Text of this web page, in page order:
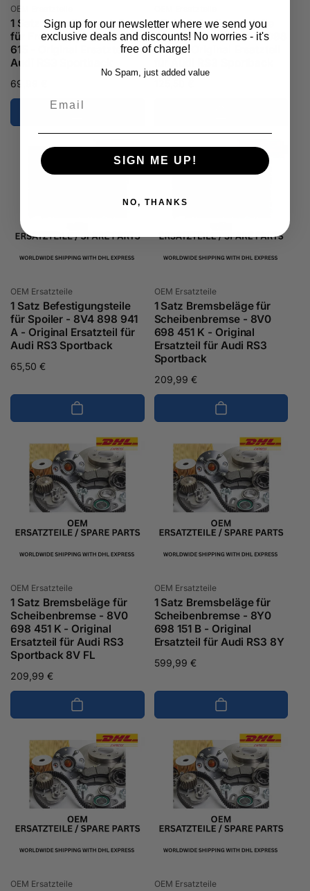
Anbieter:
OEM Ersatzteile
1 Satz Befestigungsteile
für Frontklappe - 8V0 098
615 - Original Ersatzteil für
Audi RS3 Sportback
Normaler
Preis
69,99 €
1 Satz Befestigungsteile
für Heckklappe - 8V0 098
617 B - Original Ersatzteil
Anbieter:
OEM Ersatzteile
1 Satz Befestigungsteile
für Spoiler - 8V4 898 941
A - Original Ersatzteil für
Audi RS3 Sportback
Normaler
65,50 €
Anbieter:
OEM Ersatzteile
1 Satz Bremsbeläge für
Scheibenbremse - 8V0
698 451 K - Original
Ersatzteil für Audi RS3
Sportback
Normaler
Preis
209,99 €
Anbieter:
OEM Ersatzteile
1 Satz Bremsbeläge für
Scheibenbremse - 8V0
698 451 K - Original
Ersatzteil für Audi RS3
Sportback 8V FL
Normaler
Preis
209,99 €
Anbieter:
OEM Ersatzteile
1 Satz Bremsbeläge für
Scheibenbremse - 8Y0
698 151 B - Original
Ersatzteil für Audi RS3 8Y
Normaler
599,99 €
Anbieter:
OEM Ersatzteile Anbieter:
OEM Ersatzteile
Sign up for our newsletter where we send you
exclusive deals and discounts! No worries - it's
free of charge!
No Spam, just added value
SIGN ME UP!
NO, THANKS